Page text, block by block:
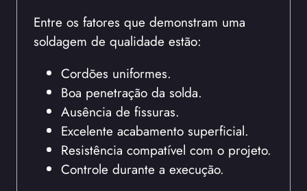
Entre os fatores que demonstram uma
soldagem de qualidade estão:
Cordões uniformes.
Boa penetração da solda.
Ausência de fissuras.
Excelente acabamento superficial.
Resistência compatível com o projeto.
Controle durante a execução.